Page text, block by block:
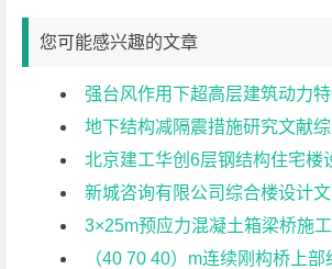
您可能感兴趣的文章
强台风作用下超高层建筑动力特性的现场
地下结构减隔震措施研究文献
北京建工华创6层钢结构住宅楼
新城咨询有限公司综合楼设计
3×25m预应力混凝土箱梁桥施
（40 70 40）m连续刚构桥上